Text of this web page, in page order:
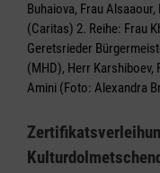
Buhaiova, Frau
(Caritas) 2. Reihe: Frau
Geretsrieder
(MHD), Herr Karshiboev,
Amini (Foto: Alexandra